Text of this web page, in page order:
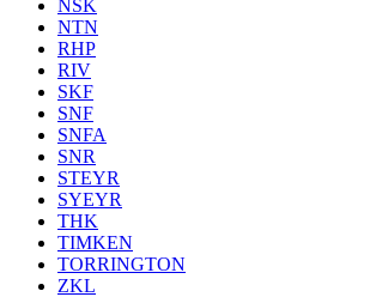
NSK
NTN
RHP
RIV
SKF
SNF
SNFA
SNR
STEYR
SYEYR
THK
TIMKEN
TORRINGTON
ZKL